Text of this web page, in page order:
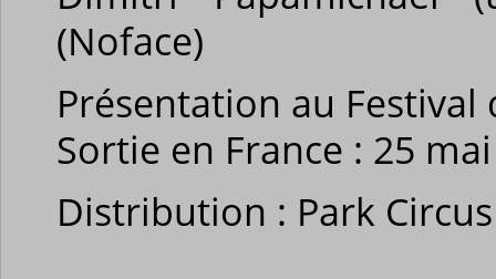
(Noface)
Présentation au Festival
Sortie en France : 25
Distribution : Park Circus